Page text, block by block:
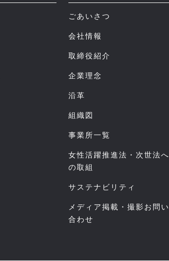
ごあいさつ
会社情報
取締役紹介
企業理念
沿革
組織図
事業所一覧
女性活躍推進法・次世法へ
の取組
サステナビリティ
メディア掲載・撮影お問い
合わせ